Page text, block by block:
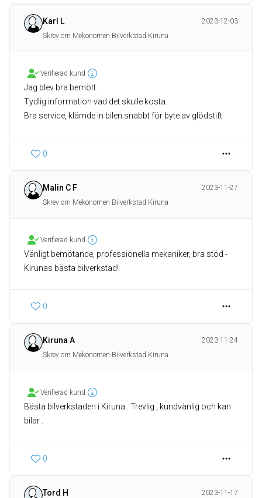
Karl L
2023-12-03
Skrev om Mekonomen Bilverkstad Kiruna
Verifierad kund
Jag blev bra bemött.
Tydlig information vad det skulle kosta.
Bra service, klämde in bilen snabbt för byte av glödstift.
0
Malin C F
2023-11-27
Skrev om Mekonomen Bilverkstad Kiruna
Verifierad kund
Vänligt bemötande, professionella mekaniker, bra stöd -
Kirunas bästa bilverkstad!
0
Kiruna A
2023-11-24
Skrev om Mekonomen Bilverkstad Kiruna
Verifierad kund
Bästa bilverkstaden i Kiruna . Trevlig , kundvänlig och kan
bilar .
0
Tord H
2023-11-17